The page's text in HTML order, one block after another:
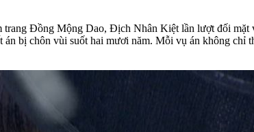
Đồng Mộng Dao, Địch Nhân Kiệt lần lượt đối mặt
bị chôn vùi suốt hai mươi năm. Mỗi vụ án không